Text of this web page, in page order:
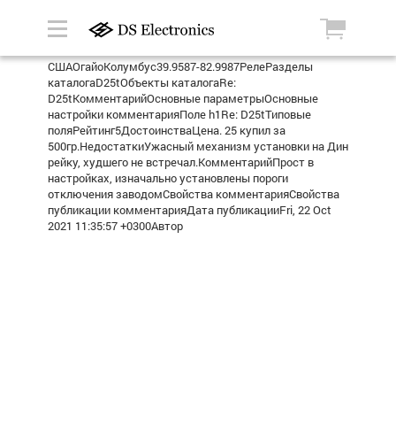
СШАОгайоКолумбус39.9587-82.9987РелеРазделы
каталогаD25tОбъекты каталогаRe:
D25tКомментарийОсновные параметрыОсновные
настройки комментарияПоле h1Re: D25tТиповые
поляРейтинг5ДостоинстваЦена. 25 купил за
500гр.НедостаткиУжасный механизм установки на Дин
рейку, худшего не встречал.КомментарийПрост в
настройках, изначально установлены пороги
отключения заводомСвойства комментарияСвойства
публикации комментарияДата публикацииFri, 22 Oct
2021 11:35:57 +0300Автор